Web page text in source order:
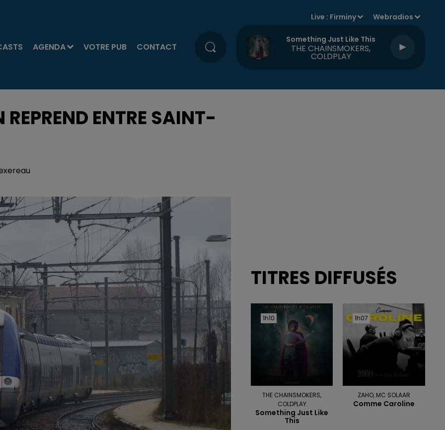
AGENDA VOTRE PUB CONTACT
Live : Firminy Webradios
Something Just Like This
THE CHAINSMOKERS,
COLDPLAY
ENTRE SAINT-
TITRES DIFFUSÉS
1h10
1h10
THE CHAINSMOKERS,
COLDPLAY
Something Just Like
This
1h07
1h07
ZAHO, MC SOLAAR
Comme Caroline